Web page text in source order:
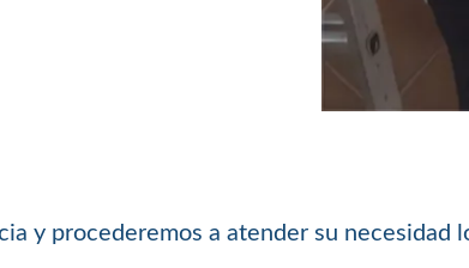
y procederemos a atender su necesidad